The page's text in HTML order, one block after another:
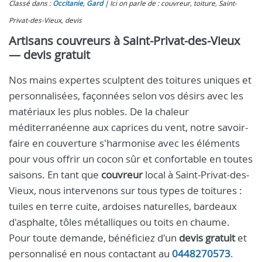
Classé dans : Occitanie, Gard
Ici on parle de : couvreur, toiture, Saint-
Privat-des-Vieux, devis
Artisans couvreurs à Saint-Privat-des-Vieux
— devis gratuit
Nos mains expertes sculptent des toitures uniques et
personnalisées, façonnées selon vos désirs avec les
matériaux les plus nobles. De la chaleur
méditerranéenne aux caprices du vent, notre savoir-
faire en couverture s'harmonise avec les éléments
pour vous offrir un cocon sûr et confortable en toutes
saisons. En tant que couvreurlocal à Saint-Privat-des-
Vieux, nous intervenons sur tous types de toitures :
tuiles en terre cuite, ardoises naturelles, bardeaux
d'asphalte, tôles métalliques ou toits en chaume.
Pour toute demande, bénéficiez d'un devis gratuitet
personnalisé en nous contactant au 0448270573.